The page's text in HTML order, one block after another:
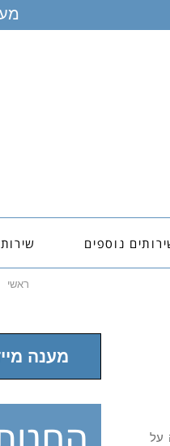
נוספים שירות
ראשי
על
מענה מיידי: 072-